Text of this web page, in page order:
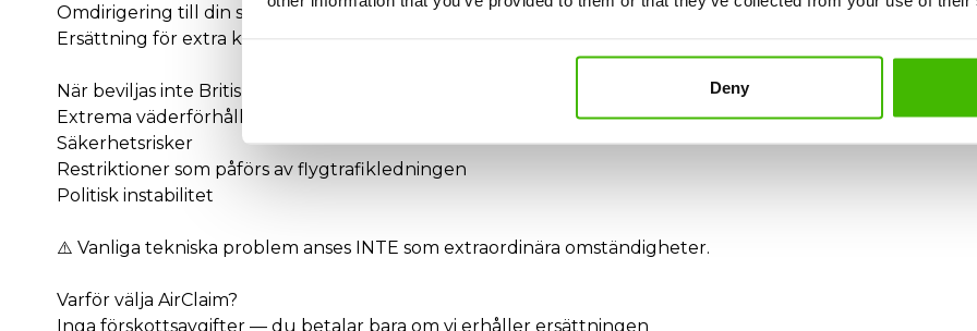
Deny
Omdirigering till din slutdestination
Ersättning för extra kostnader (boende, måltider, transport)
När beviljas inte British Airways-ersättning?
Extrema väderförhållanden
Säkerhetsrisker
Restriktioner som påförs av flygtrafikledningen
Politisk instabilitet
⚠️ Vanliga tekniska problem anses INTE som extraordinära omständigheter.
Varför välja AirClaim?
Inga förskottsavgifter — du betalar bara om vi erhåller ersättningen